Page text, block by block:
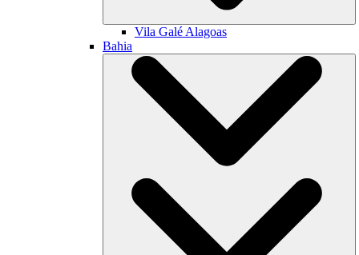
Vila Galé Alagoas
Bahia